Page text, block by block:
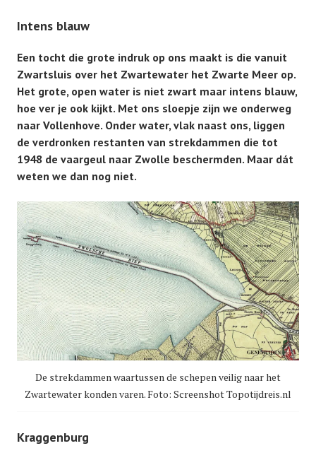
Intens blauw
Een tocht die grote indruk op ons maakt is die vanuit
Zwartsluis over het Zwartewater het Zwarte Meer op.
Het grote, open water is niet zwart maar intens blauw,
hoe ver je ook kijkt. Met ons sloepje zijn we onderweg
naar Vollenhove. Onder water, vlak naast ons, liggen
de verdronken restanten van strekdammen die tot
1948 de vaargeul naar Zwolle beschermden. Maar dát
weten we dan nog niet.
De strekdammen waartussen de schepen veilig naar het
Zwartewater konden varen. Foto: Screenshot Topotijdreis.nl
Kraggenburg